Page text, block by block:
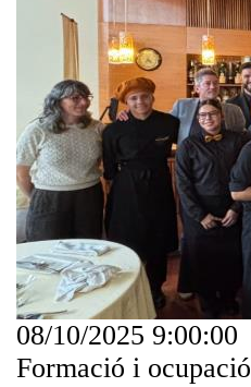
08/10/2025 9:00:00
Formació i ocupació